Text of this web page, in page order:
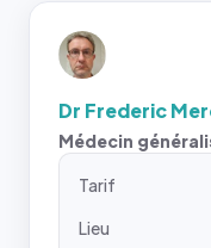
Dr Frederic
Médecin
Tarif
Lieu